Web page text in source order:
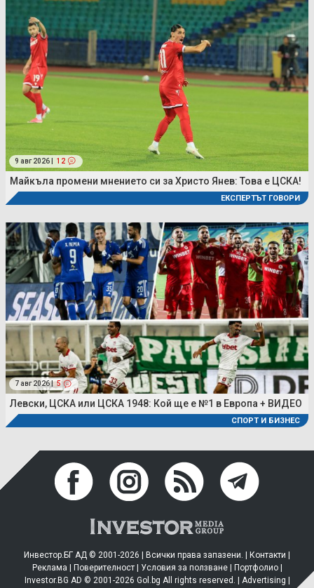
9 авг 2026 | 12
Майкъла промени мнението си за Христо Янев: Това е ЦСКА!
ЕКСПЕРТЪТ ГОВОРИ
7 авг 2026 | 5
Левски, ЦСКА или ЦСКА 1948: Кой ще е №1 в Европа + ВИДЕО
СПОРТ И БИЗНЕС
Инвестор.БГ АД © 2001-2026 | Всички права запазени. | Контакти
Реклама
Поверителност| Условия за ползване| Портфолио|
Investor.BG AD © 2001-2026 Gol.bg All rights reserved. | Advertising